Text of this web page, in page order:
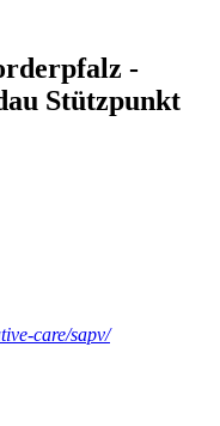
-
Stützpunkt
care/sapv/